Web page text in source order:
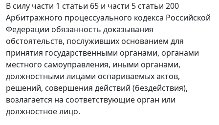
В силу части 1 статьи 65 и части 5 статьи 200
Арбитражного процессуального кодекса Российской
Федерации обязанность доказывания
обстоятельств, послуживших основанием для
принятия государственными органами, органами
местного самоуправления, иными органами,
должностными лицами оспариваемых актов,
решений, совершения действий (бездействия),
возлагается на соответствующие орган или
должностное лицо.